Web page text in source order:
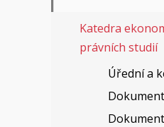
Katedra
právních studií
Úřední a